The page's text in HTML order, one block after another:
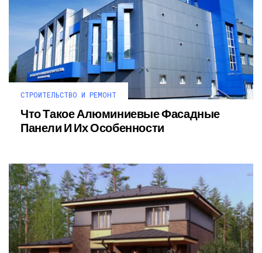
СТРОИТЕЛЬСТВО И РЕМОНТ
Что Такое Алюминиевые Фасадные
Панели И Их Особенности